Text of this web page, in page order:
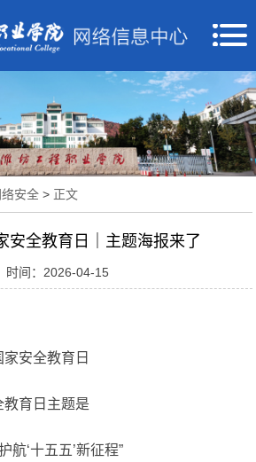
络安全 > 正文
安全教育日｜主题海报来了
时间：2026-04-15
安全教育日
育日主题是
航‘十五五’新征程”